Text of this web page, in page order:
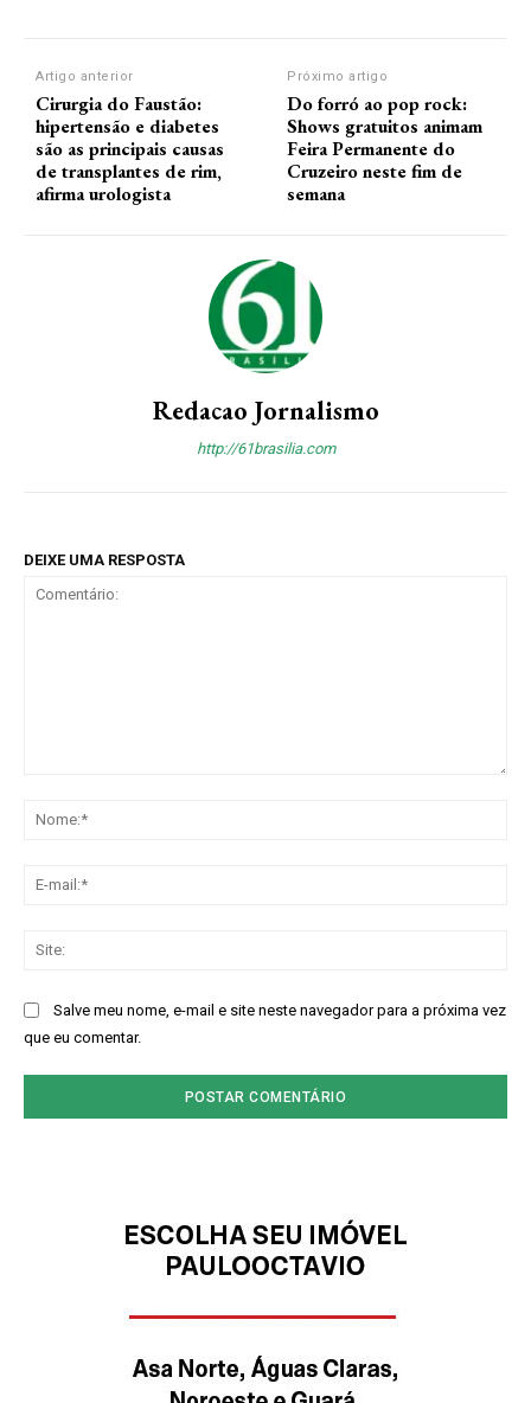
Artigo anterior
Cirurgia do Faustão:
hipertensão e diabetes
são as principais causas
de transplantes de rim,
afirma urologista
Próximo artigo
Do forró ao pop rock:
Shows gratuitos animam
Feira Permanente do
Cruzeiro neste fim de
semana
Redacao Jornalismo
http://61brasilia.com
DEIXE UMA RESPOSTA
Salve meu nome, e-mail e site neste navegador para a próxima vez
que eu comentar.